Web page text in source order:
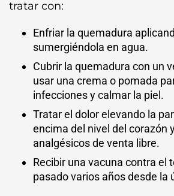
tratar con:
Enfriar la quemadura
sumergiéndola en agua.
Cubrir la quemadura con un
usar una crema o pomada
infecciones y calmar la piel.
Tratar el dolor elevando la
encima del nivel del corazón
analgésicos de venta libre.
Recibir una vacuna contra el
pasado varios años desde la